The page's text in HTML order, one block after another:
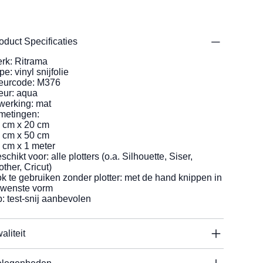
Specificaties
Ritrama
vinyl snijfolie
M376
aqua
mat
cm x 20 cm
cm x 50 cm
cm x 1 meter
voor: alle plotters (o.a. Silhouette, Siser,
Cricut)
te gebruiken zonder plotter: met de hand knippen in
vorm
test-snij aanbevolen